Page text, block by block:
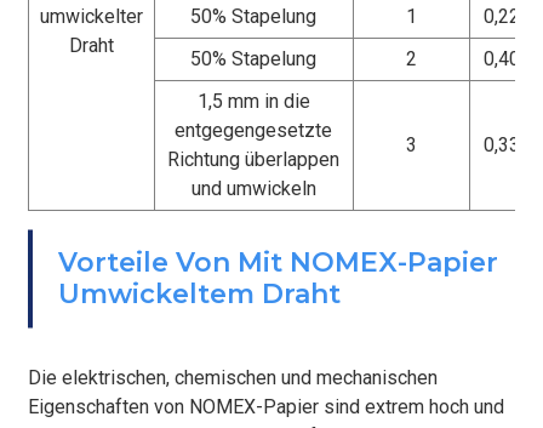
umwickelter
Draht
50% Stapelung 1
0,22 ±
50% Stapelung
2
0,40 ±
1,5 mm in die
entgegengesetzte
Richtung überlappen
und umwickeln
3 0,33 ±
Vorteile Von Mit NOMEX-Papier
Umwickeltem Draht
Die elektrischen, chemischen und mechanischen
Eigenschaften von NOMEX-Papier sind extrem hoch und